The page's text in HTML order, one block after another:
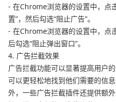
- 在Chrome浏览器的设置中，点
置”，然后勾选“阻止广告”。
- 在Chrome浏览器的设置中，点
后勾选“阻止弹出窗口”。
4. 广告拦截效果
广告拦截功能可以显著提高用户
可以更轻松地找到他们需要的信
外，一些广告拦截插件还提供额